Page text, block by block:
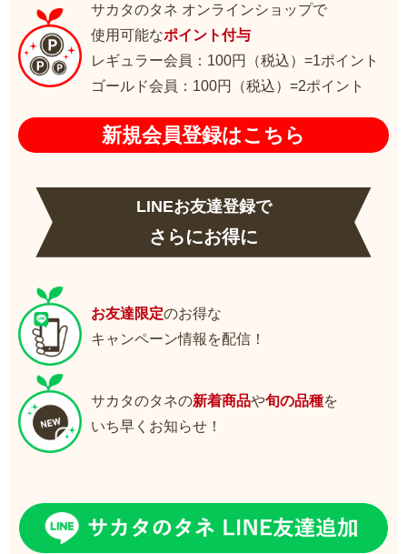
サカタのタネ オンラインショップで
使用可能なポイント付与
レギュラー会員：100円（税込）=1ポイント
ゴールド会員：100円（税込）=2ポイント
新規会員登録はこちら
LINEお友達登録で
さらにお得に
お友達限定のお得な
キャンペーン情報を配信！
サカタのタネの新着商品や旬の品種を
いち早くお知らせ！